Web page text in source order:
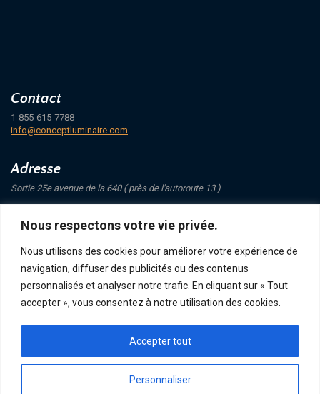
Nous respectons votre vie privée.
Nous utilisons des cookies pour améliorer votre expérience de
navigation, diffuser des publicités ou des contenus
personnalisés et analyser notre trafic. En cliquant sur « Tout
accepter », vous consentez à notre utilisation des cookies.
Personnaliser
Accepter tout
Contact
1-855-615-7788
info@conceptluminaire.com
Adresse
Sortie 25e avenue de la 640 ( près de l'autoroute 13 )
Saint-Eustache
Suivez-nous
POLITIQUE DE CONFIDENTIALITÉ